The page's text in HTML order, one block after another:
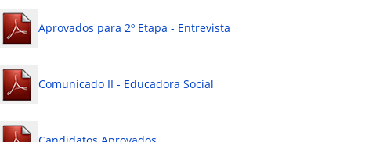
Aprovados para 2º Etapa - Entrevista
Comunicado II - Educadora Social